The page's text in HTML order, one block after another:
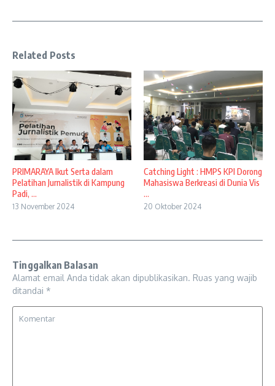
Related Posts
PRIMARAYA Ikut Serta dalam
Pelatihan Jurnalistik di Kampung
Padi, ...
13 November 2024
Catching Light : HMPS KPI Dorong
Mahasiswa Berkreasi di Dunia Vis
...
20 Oktober 2024
Tinggalkan Balasan
Alamat email Anda tidak akan dipublikasikan. Ruas yang wajib
ditandai *